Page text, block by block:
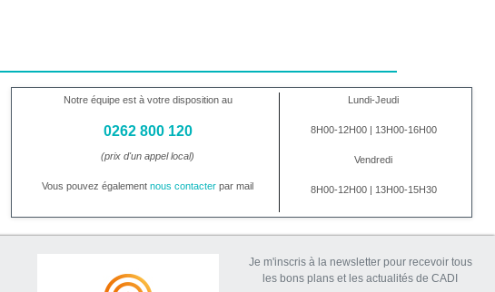
Notre équipe est à votre disposition au
0262 800 120
(prix d'un appel local)
Vous pouvez égalementnous contacter par mail
Lundi-Jeudi
8H00-12H00 | 13H00-16H00
Vendredi
8H00-12H00 | 13H00-15H30
Je m'inscris à la newsletter pour recevoir tous
les bons plans et les actualités de CADI